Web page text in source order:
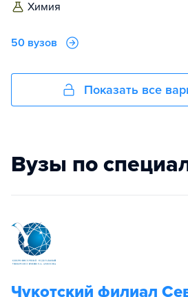
химия
50 вузов
Показать все
Вузы по
Чукотский филиал